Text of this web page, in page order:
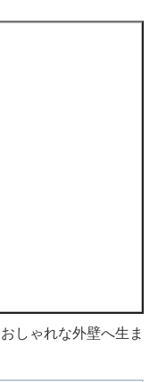
しゃれな外壁へ生ま